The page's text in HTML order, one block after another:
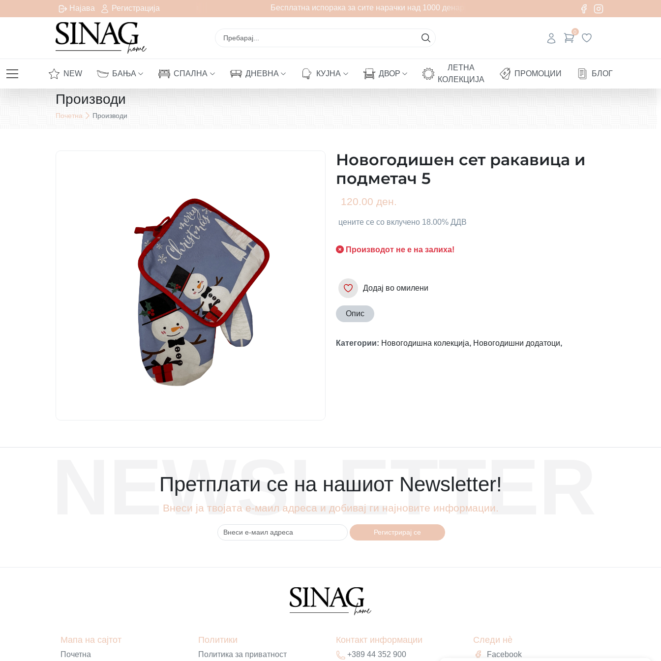
Најава Регистрација
испорака за сите нарачки над 1000 денари Бесплатна испорака за сите нарачки над 1000 денари
0
NEW БАЊА СПАЛНА ДНЕВНА КУЈНА ДВОР
ЛЕТНА
КОЛЕКЦИЈА
ПРОМОЦИИ БЛОГ
Производи
Почетна Производи
Новогодишен сет ракавица и
подметач 5
120.00 ден.
цените се со вклучено 18.00% ДДВ
Производот не е на залиха!
Додај во омилени
Опис
Категории: Новогодишна колекција, Новогодишни додатоци,
NEWSLETTER
Претплати се на нашиот Newsletter!
Внеси ја твојата е-маил адреса и добивај ги најновите информации.
Регистрирај се
Мапа на сајтот
Почетна
Политики
Политика за приватност
Контакт информации
+389 44 352 900
Следи нè
Facebook